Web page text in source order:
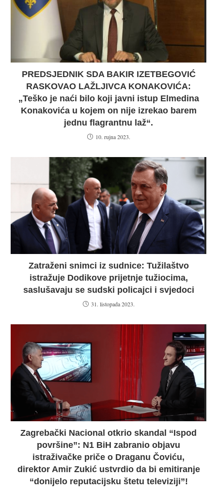
PREDSJEDNIK SDA BAKIR IZETBEGOVIĆ
RASKOVAO LAŽLJIVCA KONAKOVIĆA:
„Teško je naći bilo koji javni istup Elmedina
Konakovića u kojem on nije izrekao barem
jednu flagrantnu laž“.
10. rujna 2023.
Zatraženi snimci iz sudnice: Tužilaštvo
istražuje Dodikove prijetnje tužiocima,
saslušavaju se sudski policajci i svjedoci
31. listopada 2023.
Zagrebački Nacional otkrio skandal “Ispod
površine”: N1 BiH zabranio objavu
istraživačke priče o Draganu Čoviću,
direktor Amir Zukić ustvrdio da bi emitiranje
“donijelo reputacijsku štetu televiziji”!